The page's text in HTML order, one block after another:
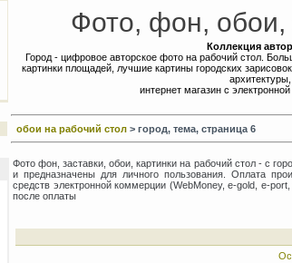
Фото, фон, обои,
Коллекция
Город - цифровое авторское фото на рабочий стол.
картинки площадей, лучшие картины городских
интернет магазин с
обои на рабочий стол> город, тема, страница 6
Фото фон, заставки, обои, картинки на рабочий стол - с
и предназначены для личного пользования. Оплата
средств электронной коммерции (WebMoney, e-gold, e-
после оплаты